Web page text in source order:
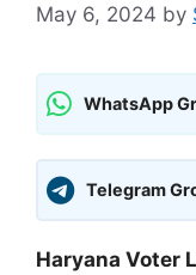
May 6, 2024 by
WhatsApp
Telegram
Haryana Voter